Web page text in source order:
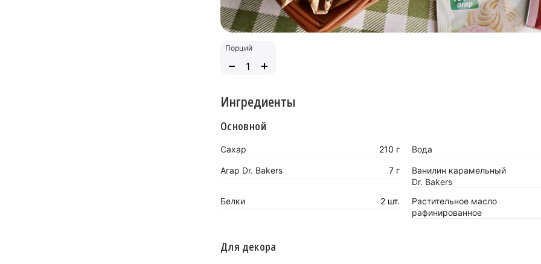
Порций
Ингредиенты
Основной
Сахар 210 г Вода
Агар Dr. Bakers 7 г
Ванилин карамельный
Dr. Bakers
Белки
2 шт.
Растительное масло
рафинированное
Для декора